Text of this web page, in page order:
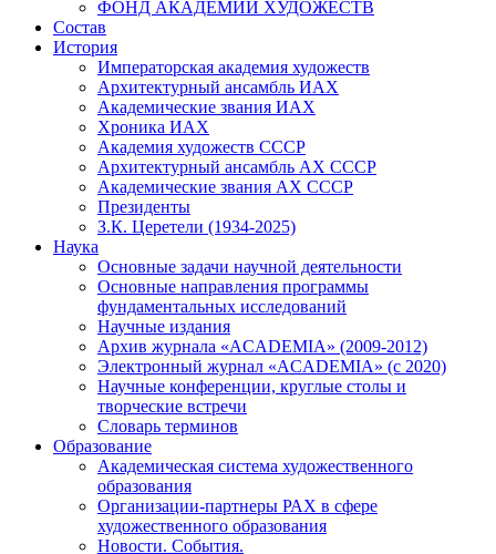
ФОНД АКАДЕМИИ ХУДОЖЕСТВ
Состав
История
Императорская академия художеств
Архитектурный ансамбль ИАХ
Академические звания ИАХ
Хроника ИАХ
Академия художеств СССР
Архитектурный ансамбль АХ СССР
Академические звания АХ СССР
Президенты
З.К. Церетели (1934-2025)
Наука
Основные задачи научной деятельности
Основные направления программы
фундаментальных исследований
Научные издания
Архив журнала «ACADEMIA» (2009-2012)
Электронный журнал «ACADEMIA» (с 2020)
Научные конференции, круглые столы и
творческие встречи
Словарь терминов
Образование
Академическая система художественного
образования
Организации-партнеры РАХ в сфере
художественного образования
Новости. События.